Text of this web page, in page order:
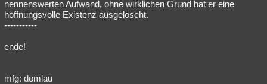
nennenswerten Aufwand, ohne wirklichen Grund hat er eine
hoffnungsvolle Existenz ausgelöscht.
-----------
ende!
mfg: domlau